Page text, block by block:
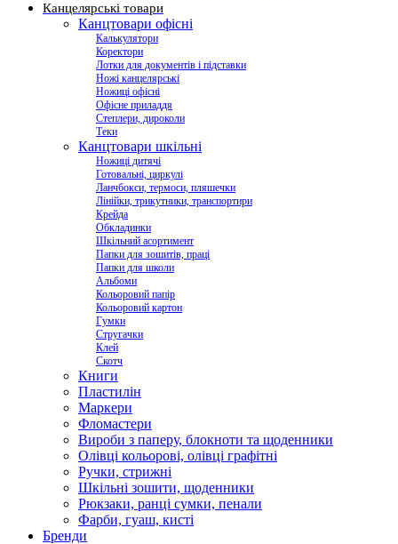
Канцелярські товари
Канцтовари офісні
Калькулятори
Коректори
Лотки для документів і підставки
Ножі канцелярські
Ножиці офісні
Офісне приладдя
Степлери, дироколи
Теки
Канцтовари шкільні
Ножиці дитячі
Готовальні, циркулі
Ланчбокси, термоси, пляшечки
Лінійки, трикутники, транспортири
Крейда
Обкладинки
Шкільний асортимент
Папки для зошитів, праці
Папки для школи
Альбоми
Кольоровий папір
Кольоровий картон
Гумки
Стругачки
Клей
Скотч
Книги
Пластилін
Маркери
Фломастери
Вироби з паперу, блокноти та щоденники
Олівці кольорові, олівці графітні
Ручки, стрижні
Шкільні зошити, щоденники
Рюкзаки, ранці сумки, пенали
Фарби, гуаш, кисті
Бренди